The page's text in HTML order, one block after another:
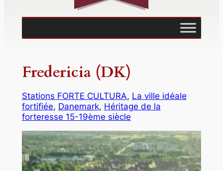
Fredericia (DK)
Stations FORTE CULTURA, La ville idéale
fortifiée, Danemark, Héritage de la
forteresse 15-19ème siècle